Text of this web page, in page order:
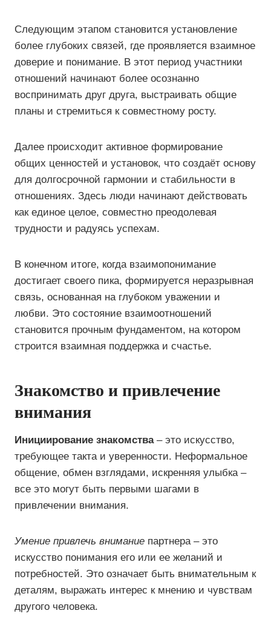
Следующим этапом становится установление
более глубоких связей, где проявляется взаимное
доверие и понимание. В этот период участники
отношений начинают более осознанно
воспринимать друг друга, выстраивать общие
планы и стремиться к совместному росту.
Далее происходит активное формирование
общих ценностей и установок, что создаёт основу
для долгосрочной гармонии и стабильности в
отношениях. Здесь люди начинают действовать
как единое целое, совместно преодолевая
трудности и радуясь успехам.
В конечном итоге, когда взаимопонимание
достигает своего пика, формируется неразрывная
связь, основанная на глубоком уважении и
любви. Это состояние взаимоотношений
становится прочным фундаментом, на котором
строится взаимная поддержка и счастье.
Знакомство и привлечение
внимания
Инициирование знакомства– это искусство,
требующее такта и уверенности. Неформальное
общение, обмен взглядами, искренняя улыбка –
все это могут быть первыми шагами в
привлечении внимания.
Умение привлечь внимание партнера – это
искусство понимания его или ее желаний и
потребностей. Это означает быть внимательным к
деталям, выражать интерес к мнению и чувствам
другого человека.